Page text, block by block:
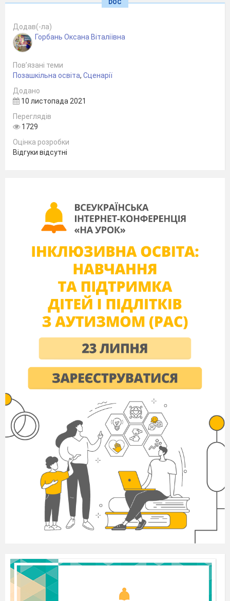
Талія.Я – муза Талія, комедія –моя стихія.
Мельпомена
покровителька трагедій…
Терпсихора . Я -
Терпсихора-муза мюзиклу
де зібралися шанувальники мистецтв
щоб святкувати разом
Терпсихора.
У кожному із нас живе актор
або актриса:
І з кожним новим днем повільно
піднімається завіса.
Мельпомена.І опускається повільно кожен
Талія.То що ж у нас сьогодні у програмі?
Комедія, трагедія чи, може, драма?
І мюзикли також.
Мельпомена:Великий й грандіозний
світ театру…
Талія
. Мистецтво театральне зародилось
у давній Греції
аж понад два
тисячоліття тому.
Терпсихора.Театр –прекрасний,
особливий світ.
У світі театральному - герої,
Що драматург створив,
яких зіграв актор.
DOC
Додав(-ла)
Горбань Оксана Віталіївна
Пов’язані теми
Позашкільна освіта, Сценарії
Додано
10 листопада 2021
Переглядів
1729
Оцінка розробки
Відгуки відсутні